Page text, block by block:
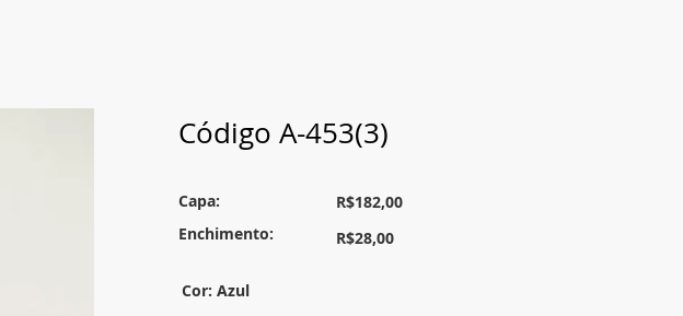
Código A-453(3)
Capa:
Enchimento:
R$182,00
R$28,00
Cor: Azul